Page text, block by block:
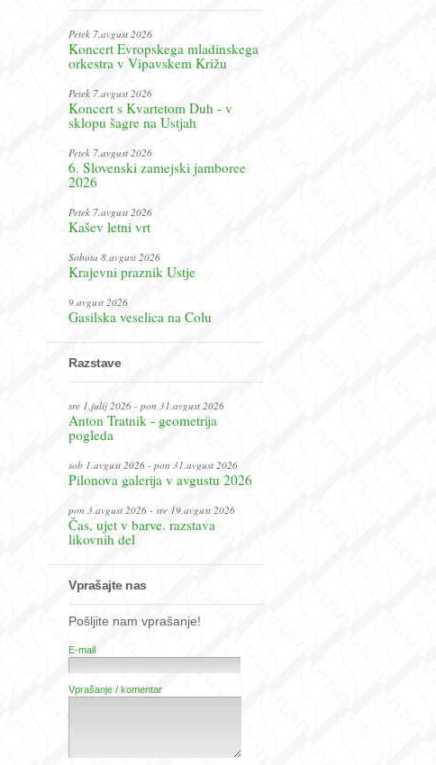
Petek 7.avgust 2026
Koncert Evropskega mladinskega
orkestra v Vipavskem Križu
Petek 7.avgust 2026
Koncert s Kvartetom Duh - v
sklopu šagre na Ustjah
Petek 7.avgust 2026
6. Slovenski zamejski jamboree
2026
Petek 7.avgust 2026
Kašev letni vrt
Sobota 8.avgust 2026
Krajevni praznik Ustje
9.avgust 2026
Gasilska veselica na Colu
Razstave
sre 1.julij 2026 - pon 31.avgust 2026
Anton Tratnik - geometrija
pogleda
sob 1.avgust 2026 - pon 31.avgust 2026
Pilonova galerija v avgustu 2026
pon 3.avgust 2026 - sre 19.avgust 2026
Čas, ujet v barve. razstava
likovnih del
Vprašajte nas
Pošljite nam vprašanje!
E-mail
Vprašanje / komentar